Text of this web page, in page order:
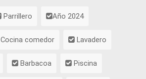
Parrillero Año 2024
Cocina comedor Lavadero
Barbacoa Piscina